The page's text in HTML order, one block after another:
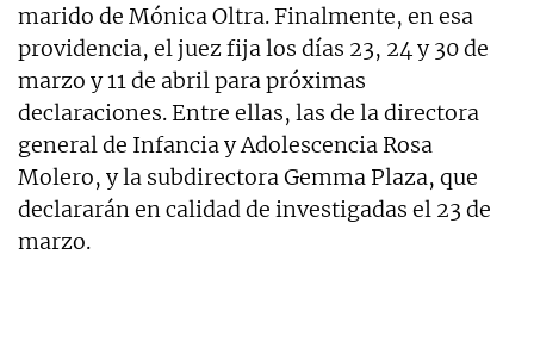
marido de Mónica Oltra. Finalmente, en esa
providencia, el juez fija los días 23, 24 y 30 de
marzo y 11 de abril para próximas
declaraciones. Entre ellas, las de la directora
general de Infancia y Adolescencia Rosa
Molero, y la subdirectora Gemma Plaza, que
declararán en calidad de investigadas el 23 de
marzo.